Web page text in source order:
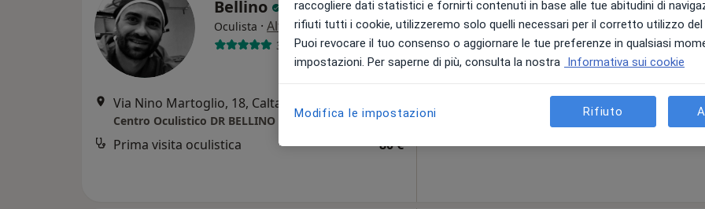
Bellino
Oculista · Altro
339 recensioni
Via Nino Martoglio, 18, Caltagirone
Centro Oculistico DR BELLINO
Prima visita oculistica 80 €
6 Ago 7 Ago 8 Ago 9 Ago
Non ci sono agende disponibili!
raccogliere dati statistici e fornirti contenuti in base alle tue abitudini di
rifiuti tutti i cookie, utilizzeremo solo quelli necessari per il corretto utilizzo
Puoi revocare il tuo consenso o aggiornare le tue preferenze in qualsiasi
impostazioni. Per saperne di più, consulta la nostra Informativa sui cookie
Modifica le impostazioni Rifiuto